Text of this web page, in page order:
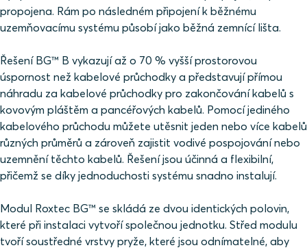
propojena. Rám po následném připojení k běžnému
uzemňovacímu systému působí jako běžná zemnící lišta.
Řešení BG™ B vykazují až o 70 % vyšší prostorovou
úspornost než kabelové průchodky a představují přímou
náhradu za kabelové průchodky pro zakončování kabelů s
kovovým pláštěm a pancéřových kabelů. Pomocí jediného
kabelového průchodu můžete utěsnit jeden nebo více kabelů
různých průměrů a zároveň zajistit vodivé pospojování nebo
uzemnění těchto kabelů. Řešení jsou účinná a flexibilní,
přičemž se díky jednoduchosti systému snadno instalují.
Modul Roxtec BG™ se skládá ze dvou identických polovin,
které při instalaci vytvoří společnou jednotku. Střed modulu
tvoří soustředné vrstvy pryže, které jsou odnímatelné, aby